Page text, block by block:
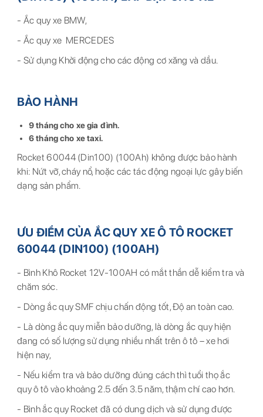
- Ắc quy xe BMW,
- Ắc quy xe MERCEDES
- Sử dụng Khởi động cho các động cơ xăng và dầu.
BẢO HÀNH
9 tháng cho xe gia đình.
6 tháng cho xe taxi.
Rocket 60044 (Din100) (100Ah) không được bảo hành
khi: Nứt vỡ, cháy nổ, hoặc các tác động ngoại lực gây biến
dạng sản phẩm.
ƯU ĐIỂM CỦA ẮC QUY XE Ô TÔ ROCKET
60044 (DIN100) (100AH)
- Bình Khô Rocket 12V-100AH có mắt thần dễ kiểm tra và
chăm sóc.
- Dòng ắc quy SMF chịu chấn động tốt, Độ an toàn cao.
- Là dòng ắc quy miễn bảo dưỡng, là dòng ắc quy hiện
đang có số lượng sử dụng nhiều nhất trên ô tô – xe hơi
hiện nay,
- Nếu kiểm tra và bảo dưỡng đúng cách thì tuổi thọ ắc
quy ô tô vào khoảng 2.5 đến 3.5 năm, thậm chí cao hơn.
- Bình ắc quy Rocket đã có dung dịch và sử dụng được